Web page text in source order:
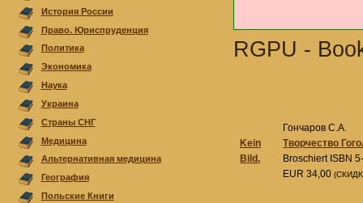
История России
Право. Юриспруденция
Политика
Экономика
Наука
Украина
Страны СНГ
Медицина
Альтернативная медицина
География
Польскиe Книги
RGPU -
Kein
Bild.
Гончаров С.А.
Творчество
Broschiert ISBN
EUR 34,00